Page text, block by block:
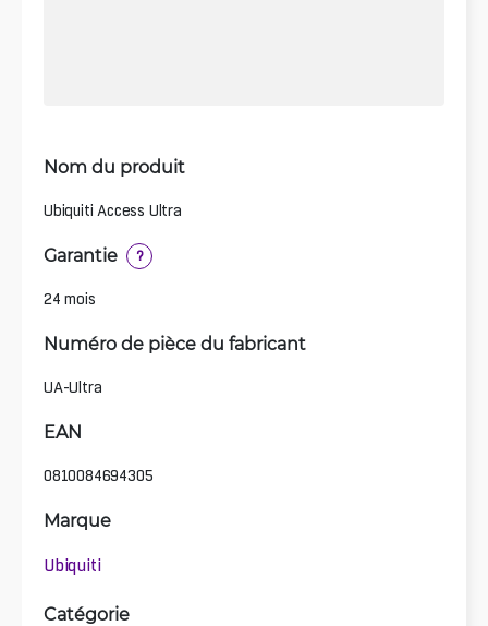
Nom du produit
Ubiquiti Access Ultra
Garantie ?
24 mois
Numéro de pièce du fabricant
UA-Ultra
EAN
0810084694305
Marque
Ubiquiti
Catégorie